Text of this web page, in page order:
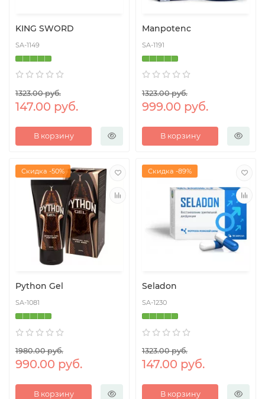
KING SWORD
SA-1149
1323.00 руб.
147.00 руб.
В корзину
Manpotenc
SA-1191
1323.00 руб.
999.00 руб.
В корзину
Скидка -50%
Python Gel
SA-1081
1980.00 руб.
990.00 руб.
В корзину
Скидка -89%
Seladon
SA-1230
1323.00 руб.
147.00 руб.
В корзину